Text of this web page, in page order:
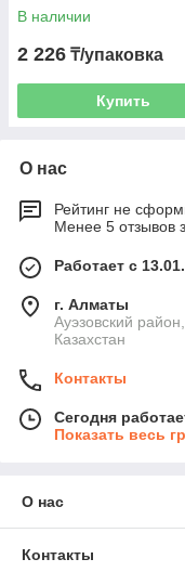
В наличии
2 226 ₸/упаковка
Купить
О нас
Рейтинг не
Менее 5 отзывов
Работает с
г. Алматы
Ауэзовский
Казахстан
Контакты
Сегодня
Показать весь
О нас
Контакты